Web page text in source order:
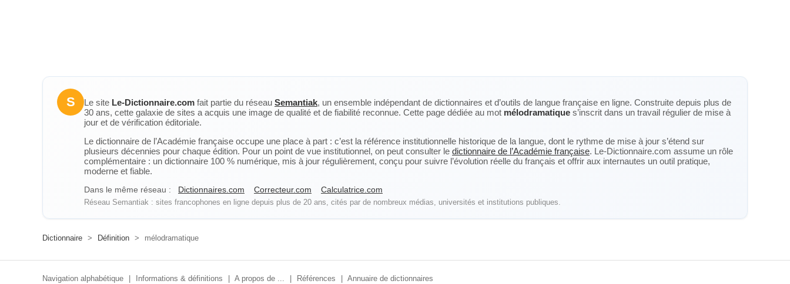
S Le site Le-Dictionnaire.com fait partie du réseau Semantiak, un ensemble indépendant de dictionnaires et d’outils de langue française en ligne. Construite depuis plus de
30 ans, cette galaxie de sites a acquis une image de qualité et de fiabilité reconnue. Cette page dédiée au mot mélodramatique s’inscrit dans un travail régulier de mise à
jour et de vérification éditoriale.
Le dictionnaire de l’Académie française occupe une place à part : c’est la référence institutionnelle historique de la langue, dont le rythme de mise à jour s’étend sur
plusieurs décennies pour chaque édition. Pour un point de vue institutionnel, on peut consulter le dictionnaire de l’Académie française. Le-Dictionnaire.com assume un rôle
complémentaire : un dictionnaire 100 % numérique, mis à jour régulièrement, conçu pour suivre l’évolution réelle du français et offrir aux internautes un outil pratique,
moderne et fiable.
Dans le même réseau : Dictionnaires.com Correcteur.com Calculatrice.com
Réseau Semantiak : sites francophones en ligne depuis plus de 20 ans, cités par de nombreux médias, universités et institutions publiques.
Dictionnaire > Définition > mélodramatique
Navigation alphabétique Informations & définitions A propos de ... Références Annuaire de dictionnaires